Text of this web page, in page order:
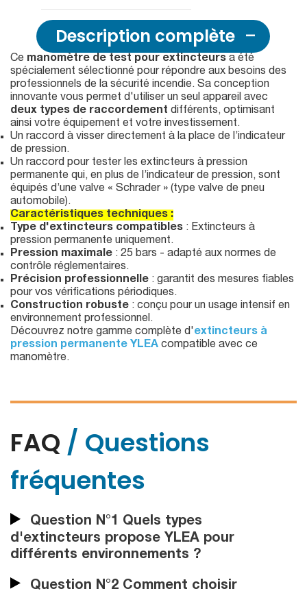
Description complète
Ce manomètre de test pour extincteurs a été
spécialement sélectionné pour répondre aux besoins des
professionnels de la sécurité incendie. Sa conception
innovante vous permet d'utiliser un seul appareil avec
deux types de raccordement différents, optimisant
ainsi votre équipement et votre investissement.
Un raccord à visser directement à la place de l’indicateur
de pression.
Un raccord pour tester les extincteurs à pression
permanente qui, en plus de l’indicateur de pression, sont
équipés d’une valve « Schrader » (type valve de pneu
automobile).
Caractéristiques techniques :
Type d'extincteurs compatibles : Extincteurs à
pression permanente uniquement.
Pression maximale : 25 bars - adapté aux normes de
contrôle réglementaires.
Précision professionnelle : garantit des mesures fiables
pour vos vérifications périodiques.
Construction robuste : conçu pour un usage intensif en
environnement professionnel.
Découvrez notre gamme complète d'extincteurs à
pression permanente YLEA compatible avec ce
manomètre.
FAQ / Questions
fréquentes
Question N°1 Quels types
d'extincteurs propose YLEA pour
différents environnements ?
Question N°2 Comment choisir